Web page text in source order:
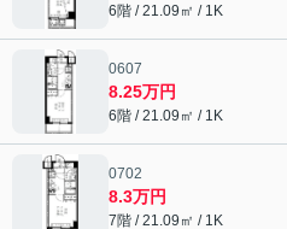
6階 / 21.09㎡ / 1K
0607
8.25万円
6階 / 21.09㎡ / 1K
0702
8.3万円
7階 / 21.09㎡ / 1K